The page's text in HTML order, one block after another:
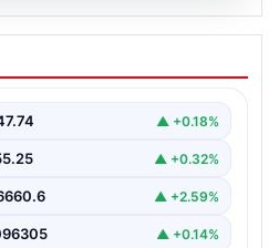
Faiz Oranlarını
oranını değiştirmeyerek▲ +0.18%
▲ +0.32%
▲ +2.59%
▲ +0.14%